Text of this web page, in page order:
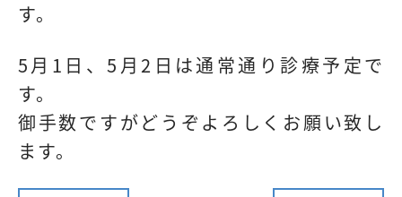
す。
5月1日、5月2日は通常通り診療予定で
す。
御手数ですがどうぞよろしくお願い致し
ます。